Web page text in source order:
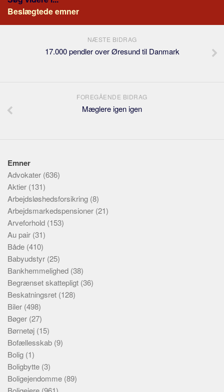
Beslægtede emner
NÆSTE BIDRAG
17.000 pendler over Øresund til Danmark
FOREGÅENDE BIDRAG
Mæglere igen igen
Emner
Advokater (636)
Aktier (131)
Arbejdsløshedsforsikring (8)
Arbejdsmarkedspensioner (21)
Arveforhold (153)
Au pair (31)
Både (410)
Babyudstyr (25)
Bankhemmelighed (38)
Begrænset skattepligt (36)
Beskatningsret (128)
Biler (498)
Bøger (27)
Børnetøj (15)
Bofællesskab (9)
Bolig (1)
Boligbytte (3)
Boligejendomme (89)